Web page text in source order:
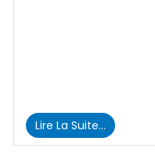
Lire La Suite…